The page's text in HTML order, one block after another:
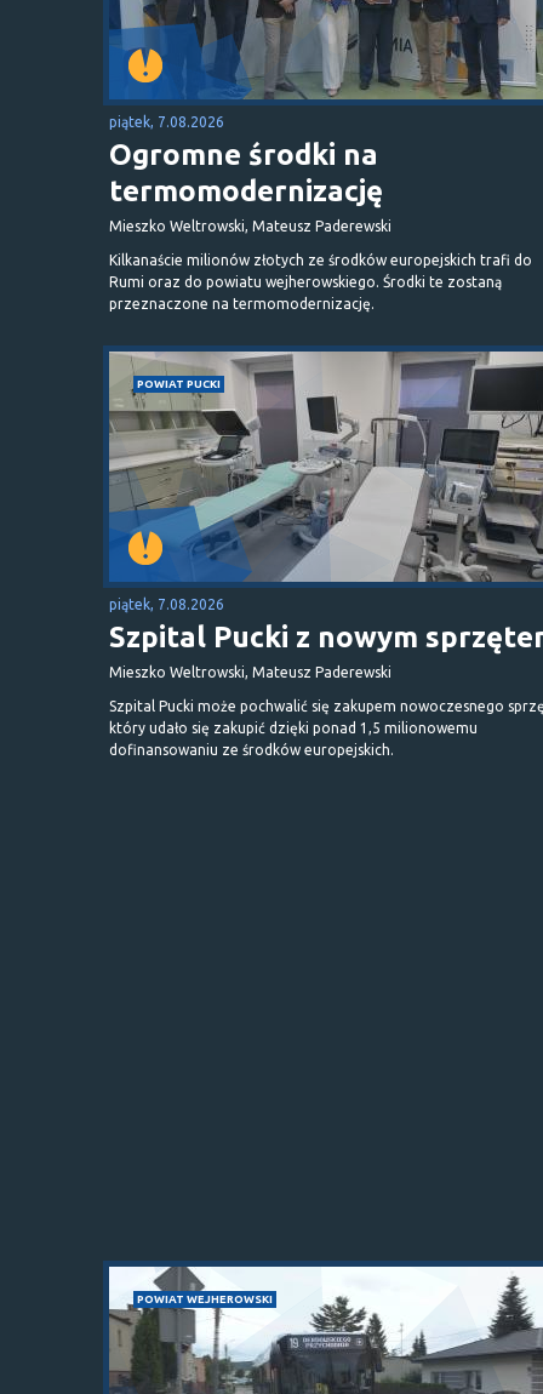
piątek, 7.08.2026
Ogromne środki na
termomodernizację
Mieszko Weltrowski, Mateusz Paderewski
Kilkanaście milionów złotych ze środków europejskich trafi do
Rumi oraz do powiatu wejherowskiego. Środki te zostaną
przeznaczone na termomodernizację.
POWIAT PUCKI
piątek, 7.08.2026
Szpital Pucki z nowym
Mieszko Weltrowski, Mateusz Paderewski
Szpital Pucki może pochwalić się zakupem nowoczesnego
który udało się zakupić dzięki ponad 1,5 milionowemu
dofinansowaniu ze środków europejskich.
POWIAT WEJHEROWSKI